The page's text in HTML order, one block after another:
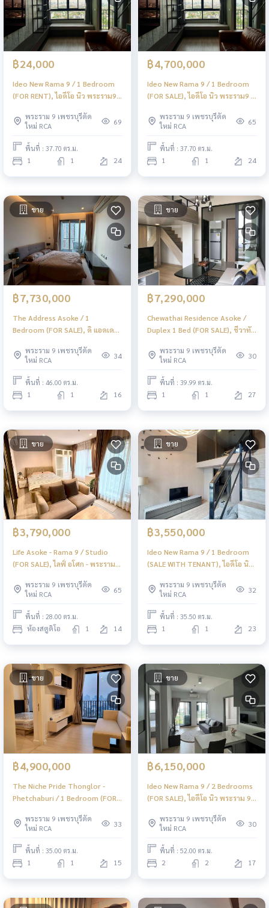
฿24,000
Ideo New Rama 9 / 1 Bedroom
(FOR RENT), ไอดีโอ นิว พระราม9 /
พระราม 9 เพชรบุรีตัด
ใหม่ RCA
69
พื้นที่ : 37.70 ตร.ม.
1 1 24
฿4,700,000
Ideo New Rama 9 / 1 Bedroom
(FOR SALE), ไอดีโอ นิว พระราม9 /
พระราม 9 เพชรบุรีตัด
ใหม่ RCA
65
พื้นที่ : 37.70 ตร.ม.
1 1 24
ขาย
฿7,730,000
The Address Asoke / 1
Bedroom (FOR SALE), ดิ แอดเดรส
พระราม 9 เพชรบุรีตัด
ใหม่ RCA
34
พื้นที่ : 46.00 ตร.ม.
1 1 16
ขาย
฿7,290,000
Chewathai Residence Asoke /
Duplex 1 Bed (FOR SALE), ชีวาทัย
นอน (ขาย) PEII108
พระราม 9 เพชรบุรีตัด
ใหม่ RCA
30
พื้นที่ : 39.99 ตร.ม.
1 1 27
ขาย
฿3,790,000
Life Asoke - Rama 9 / Studio
(FOR SALE), ไลฟ์ อโศก - พระราม 9
พระราม 9 เพชรบุรีตัด
ใหม่ RCA
65
พื้นที่ : 28.00 ตร.ม.
ห้องสตูดิโอ 1 14
ขาย
฿3,550,000
Ideo New Rama 9 / 1 Bedroom
(SALE WITH TENANT), ไอดีโอ นิว
ผู้เช่า) PEII107
พระราม 9 เพชรบุรีตัด
ใหม่ RCA
32
พื้นที่ : 35.50 ตร.ม.
1 1 23
ขาย
฿4,900,000
The Niche Pride Thonglor -
Phetchaburi / 1 Bedroom (FOR
เพชรบุรี / 1 ห้องนอน (ขาย) PEII106
พระราม 9 เพชรบุรีตัด
ใหม่ RCA
33
พื้นที่ : 35.00 ตร.ม.
1 1 15
ขาย
฿6,150,000
Ideo New Rama 9 / 2 Bedrooms
(FOR SALE), ไอดีโอ นิว พระราม 9 /
พระราม 9 เพชรบุรีตัด
ใหม่ RCA
30
พื้นที่ : 52.00 ตร.ม.
2 2 17